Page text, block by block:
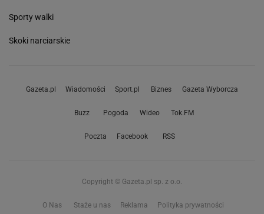
Sporty walki
Skoki narciarskie
Gazeta.pl Wiadomości Sport.pl Biznes Gazeta Wyborcza
Buzz Pogoda Wideo Tok.FM
Poczta Facebook RSS
Copyright © Gazeta.pl sp. z o.o.
O Nas Staże u nas Reklama Polityka prywatności